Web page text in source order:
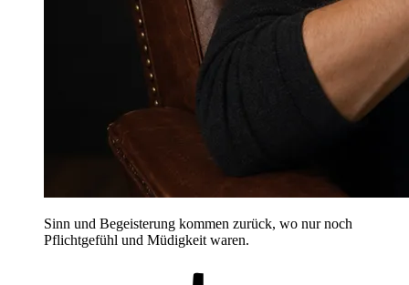
Sinn und Begeisterung kommen zurück, wo nur noch
Pflichtgefühl und Müdigkeit waren.